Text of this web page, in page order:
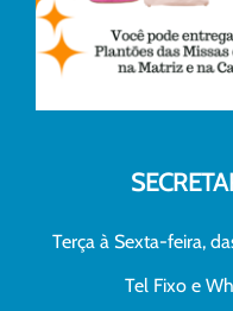
Terça à Sexta-feira,
Tel Fixo e